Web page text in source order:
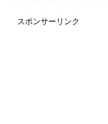
スポンサーリンク